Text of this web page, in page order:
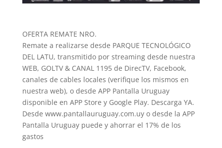
OFERTA REMATE NRO.
Remate a realizarse desde PARQUE TECNOLÓGICO
DEL LATU, transmitido por streaming desde nuestra
WEB, GOLTV & CANAL 1195 de DirecTV, Facebook,
canales de cables locales (verifique los mismos en
nuestra web), o desde APP Pantalla Uruguay
disponible en APP Store y Google Play. Descarga YA.
Desde www.pantallauruguay.com.uy o desde la APP
Pantalla Uruguay puede y ahorrar el 17% de los
gastos